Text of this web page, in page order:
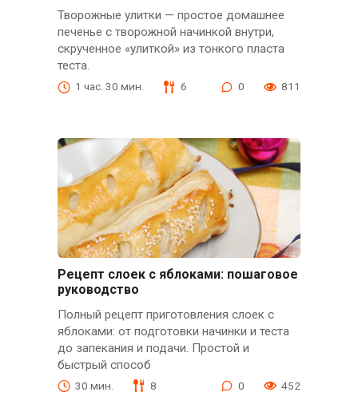
Творожные улитки — простое домашнее
печенье с творожной начинкой внутри,
скрученное «улиткой» из тонкого пласта
теста.
1 час. 30 мин. 6 0 811
Рецепт слоек с яблоками: пошаговое
руководство
Полный рецепт приготовления слоек с
яблоками: от подготовки начинки и теста
до запекания и подачи. Простой и
быстрый способ
30 мин. 8 0 452